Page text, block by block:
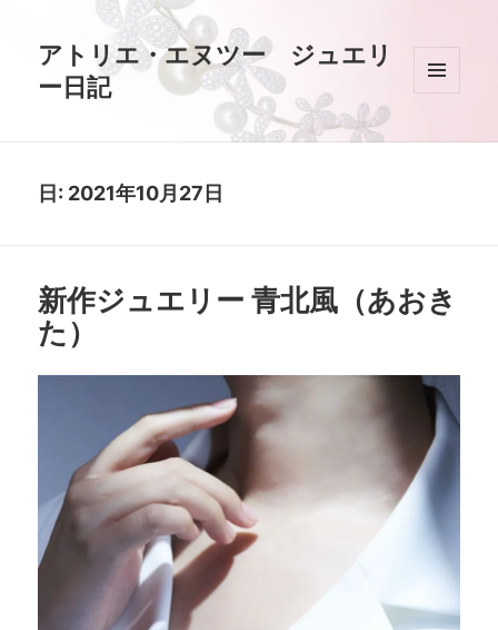
アトリエ・エヌツー ジュエリ
ー日記
ィジェ
日: 2021年10月27日
新作ジュエリー 青北風（あおき
た）